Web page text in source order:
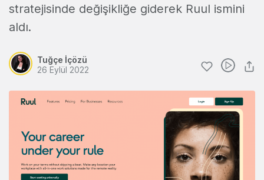
stratejisinde değişikliğe giderek Ruul ismini
aldı.
Tuğçe İçözü
26 Eylül 2022